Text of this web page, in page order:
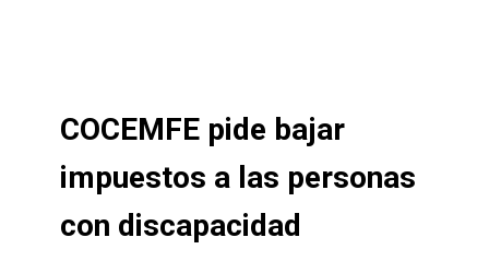
COCEMFE pide bajar
impuestos a las personas
con discapacidad